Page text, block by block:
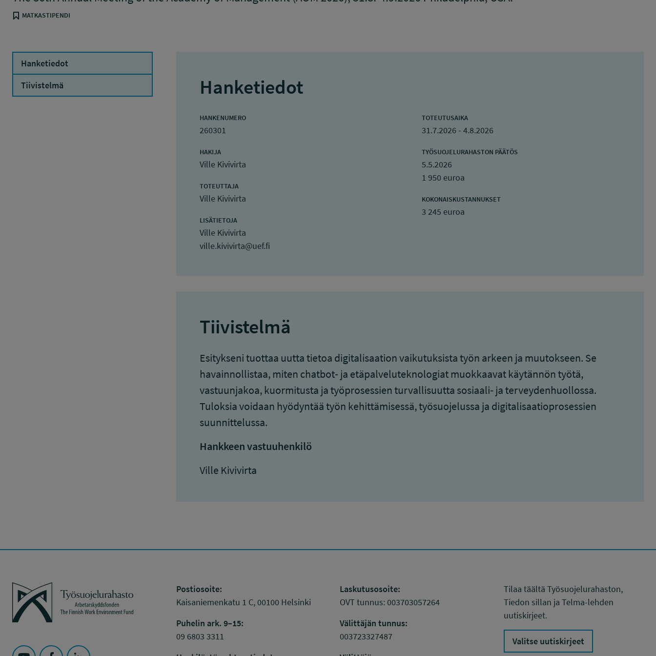
MATKASTIPENDI
Hanketiedot
Tiivistelmä
Hanketiedot
HANKENUMERO
260301
HAKIJA
Ville Kivivirta
TOTEUTTAJA
Ville Kivivirta
LISÄTIETOJA
Ville Kivivirta
ville.kivivirta@uef.fi
TOTEUTUSAIKA
31.7.2026 - 4.8.2026
TYÖSUOJELURAHASTON PÄÄTÖS
5.5.2026
1 950 euroa
KOKONAISKUSTANNUKSET
3 245 euroa
Tiivistelmä
Esitykseni tuottaa uutta tietoa digitalisaation vaikutuksista työn arkeen ja muutokseen. Se
havainnollistaa, miten chatbot‑ ja etäpalveluteknologiat muokkaavat käytännön työtä,
vastuunjakoa, kuormitusta ja työprosessien turvallisuutta sosiaali‑ ja terveydenhuollossa.
Tuloksia voidaan hyödyntää työn kehittämisessä, työsuojelussa ja digitalisaatioprosessien
suunnittelussa.
Hankkeen vastuuhenkilö
Ville Kivivirta
Työsuojelurahasto
Postiosoite:
Kaisaniemenkatu 1 C, 00100 Helsinki
Puhelin ark. 9–15:
09 6803 3311
Laskutusosoite:
OVT tunnus: 003703057264
Välittäjän tunnus:
003723327487
Tilaa täältä Työsuojelurahaston,
Tiedon sillan ja Telma-lehden
uutiskirjeet.
Valitse uutiskirjeet